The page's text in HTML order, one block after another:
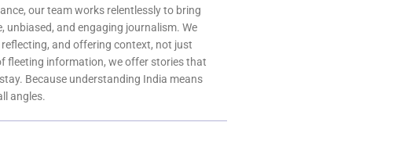
our team works relentlessly to bring
unbiased, and engaging journalism. We
reflecting, and offering context, not just
fleeting information, we offer stories that
Because understanding India means
angles.